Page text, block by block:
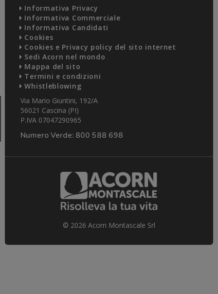
Informativa Privacy
Informativa Commerciale
Informativa Candidati
Cookies
Cookies e Privacy policy del sito internet
Sedi Acorn nel mondo
Mappa del sito
Termini e condizioni
Whistleblowing
Via Mario Giuntini, 192/A
56021 Cascina (PI)
P.IVA 07047290965
Numero Verde: 800 588 698
© 2026 Acorn Montascale Srl